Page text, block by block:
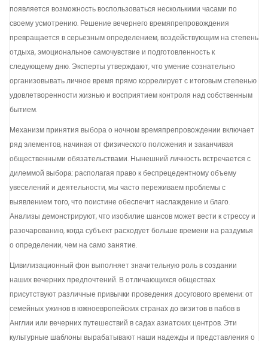
появляется возможность воспользоваться несколькими часами по
своему усмотрению. Решение вечернего времяпрепровождения
превращается в серьезным определением, воздействующим на степень
отдыха, эмоциональное самочувствие и подготовленность к
следующему дню. Эксперты утверждают, что умение сознательно
организовывать личное время прямо коррелирует с итоговым степенью
удовлетворенности жизнью и восприятием контроля над собственным
бытием.
Механизм принятия выбора о ночном времяпрепровождении включает
ряд элементов, начиная от физического положения и заканчивая
общественными обязательствами. Нынешний личность встречается с
дилеммой выбора: располагая право к беспрецедентному объему
увеселений и деятельности, мы часто переживаем проблемы с
выявлением того, что поистине обеспечит наслаждение и благо.
Анализы демонстрируют, что изобилие шансов может вести к стрессу и
разочарованию, когда субъект расходует больше времени на раздумья
о определении, чем на само занятие.
Цивилизационный фон выполняет значительную роль в создании
наших вечерних предпочтений. В отличающихся обществах
присутствуют различные привычки проведения досугового времени: от
семейных ужинов в южноевропейских странах до визитов в пабов в
Англии или вечерних путешествий в садах азиатских центров. Эти
культурные шаблоны вырабатывают наши надежды и представления о